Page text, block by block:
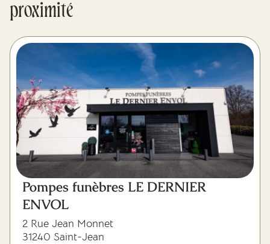
proximité
Pompes funèbres LE DERNIER
ENVOL
2 Rue Jean Monnet
31240 Saint-Jean